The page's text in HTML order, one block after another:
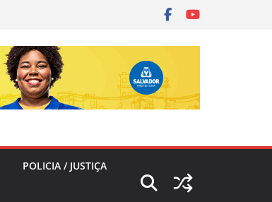
POLICIA / JUSTIÇA